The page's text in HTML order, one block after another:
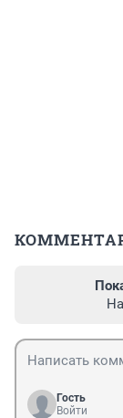
Гость
Войти